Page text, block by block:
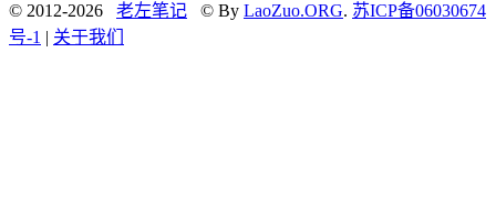
© 2012-2026 老左笔记 © By LaoZuo.ORG. 苏ICP备06030674
号-1 | 关于我们